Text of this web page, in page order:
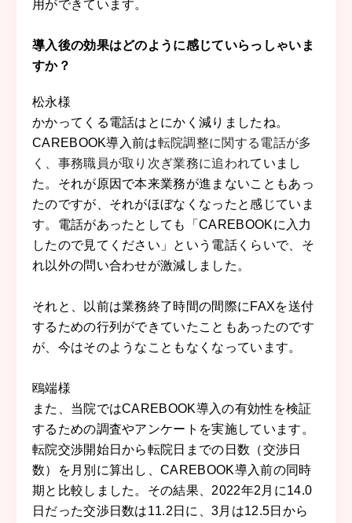
用ができています。
導入後の効果はどのように感じていらっしゃいま
すか？
松永様
かかってくる電話はとにかく減りましたね。
CAREBOOK導入前は転院調整に関する電話が多
く、事務職員が取り次ぎ業務に追われていまし
た。それが原因で本来業務が進まないこともあっ
たのですが、それがほぼなくなったと感じていま
す。電話があったとしても「CAREBOOKに入力
したので見てください」という電話くらいで、そ
れ以外の問い合わせが激減しました。
それと、以前は業務終了時間の間際にFAXを送付
するための行列ができていたこともあったのです
が、今はそのようなこともなくなっています。
鴎端様
また、当院ではCAREBOOK導入の有効性を検証
するための調査やアンケートを実施しています。
転院交渉開始日から転院日までの日数（交渉日
数）を月別に算出し、CAREBOOK導入前の同時
期と比較しました。その結果、2022年2月に14.0
日だった交渉日数は11.2日に、3月は12.5日から